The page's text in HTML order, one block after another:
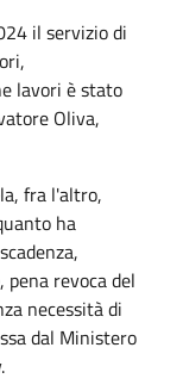
il servizio di
lavori è stato
Oliva,
fra l'altro,
ha
revoca del
necessità di
dal Ministero